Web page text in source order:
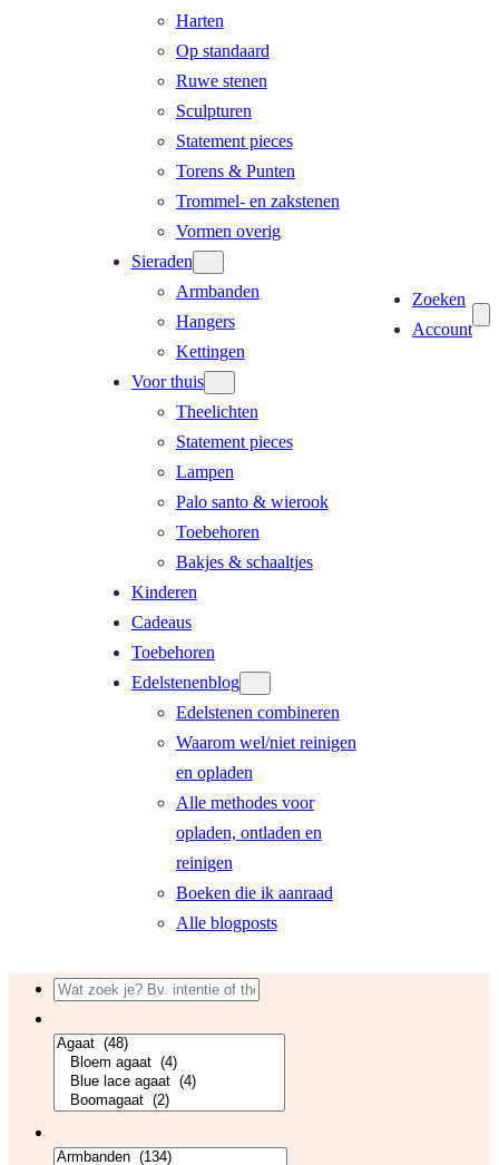
Harten
Op standaard
Ruwe stenen
Sculpturen
Statement pieces
Torens & Punten
Trommel- en zakstenen
Vormen overig
Sieraden
Armbanden
Hangers
Kettingen
Voor thuis
Theelichten
Statement pieces
Lampen
Palo santo & wierook
Toebehoren
Bakjes & schaaltjes
Kinderen
Cadeaus
Toebehoren
Edelstenenblog
Edelstenen combineren
Waarom wel/niet reinigen
en opladen
Alle methodes voor
opladen, ontladen en
reinigen
Boeken die ik aanraad
Alle blogposts
Zoeken
Account